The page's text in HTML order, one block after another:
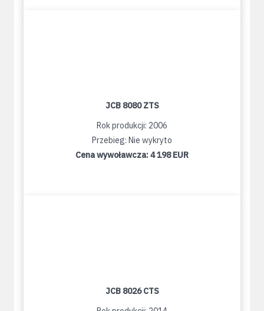
JCB 8080 ZTS
Rok produkcji: 2006
Przebieg: Nie wykryto
Cena wywoławcza:4 198 EUR
JCB 8026 CTS